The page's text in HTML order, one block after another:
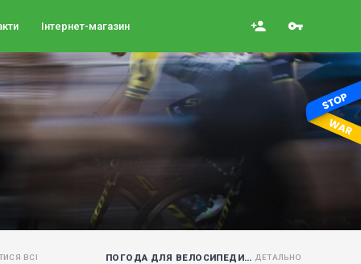
ВСІ ПОГОДА ДЛЯ ВЕЛОСИПЕДИСТІВ ДЕТАЛЬНО
Інтернет-магазин person_add vpn_key